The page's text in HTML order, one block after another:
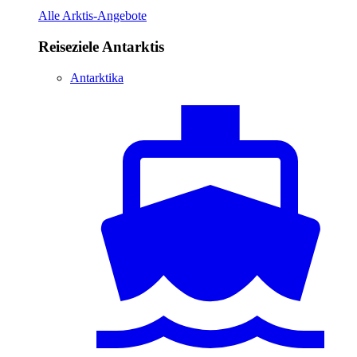
Alle Arktis-Angebote
Reiseziele Antarktis
Antarktika